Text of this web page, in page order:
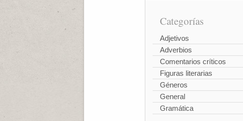
Categorías
Adjetivos
Adverbios
Comentarios críticos
Figuras literarias
Géneros
General
Gramática